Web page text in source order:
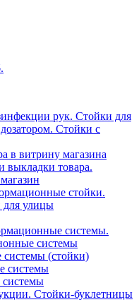
рук. Стойки для
Стойки с
в витрину магазина
выкладки товара.
стойки.
для улицы
системы.
системы
(стойки)
системы
Стойки-буклетницы